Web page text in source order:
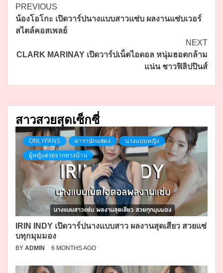
Continue
Reading
PREVIOUS
น้องโอโกะ เปิดวาร์ปนางแบบสาวแซ่บ ผลงานแซ่บเวอร์
สไตล์คอสเพลย์
NEXT
CLARK MARINAY เปิดวาร์ปเน็ตไอดอล หนุ่มฮอตกล้าม
แน่น ชาวฟิลิปปินส์
สาวสวยสุดเซ็กซี่
ONLYFANS ดารานักแสดง นางแบบหญิง
ผู้หญิงสวยจากทางบ้าน
IRIN INDY เปิดวาร์ปนางแบบสาว ผลงานสุดเสียว สวยแซ่
บทุกมุมมอง
BY ADMIN 6 MONTHS AGO